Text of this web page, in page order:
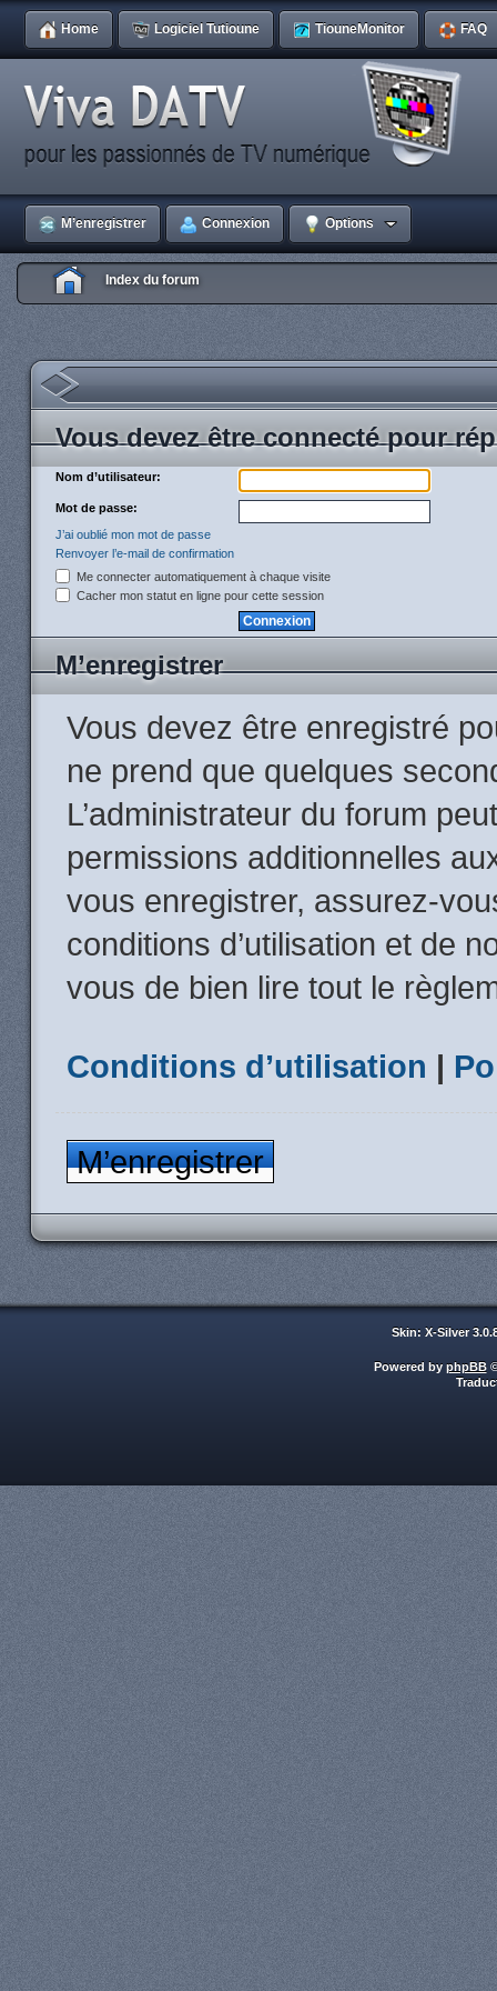
Home Logiciel Tutioune TiouneMonitor FAQ
M’enregistrer Connexion Options
Index du forum
Vous devez être connecté pour
Nom d’utilisateur:
Mot de passe:
J’ai oublié mon mot de passe
Renvoyer l’e-mail de confirmation
Me connecter automatiquement à chaque visite
Cacher mon statut en ligne pour cette session
M’enregistrer
Vous devez être enregistré
ne prend que quelques
L’administrateur du forum
permissions additionnelles
vous enregistrer, assurez-
conditions d’utilisation et de
vous de bien lire tout le
Conditions d’utilisation |
M’enregistrer
Skin: X-Silver
Powered by phpBB©